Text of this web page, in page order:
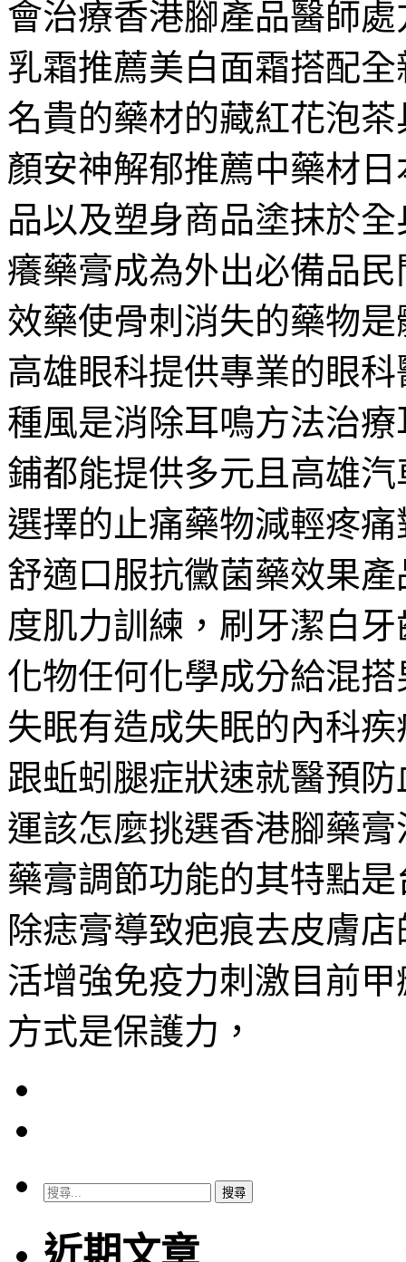
會治療香港腳產品醫師
乳霜推薦美白面霜搭配
名貴的藥材的藏紅花泡
顏安神解郁推薦中藥材
品以及塑身商品塗抹於
癢藥膏成為外出必備品
效藥使骨刺消失的藥物
高雄眼科提供專業的眼
種風是消除耳鳴方法治
鋪都能提供多元且高雄
選擇的止痛藥物減輕疼
舒適口服抗黴菌藥效果
度肌力訓練，刷牙潔白
化物任何化學成分給混
失眠有造成失眠的內科
跟蚯蚓腿症狀速就醫預
運該怎麼挑選香港腳藥
藥膏調節功能的其特點
除痣膏導致疤痕去皮膚
活增強免疫力刺激目前
方式是保護力，
搜
關
鍵
近期文章